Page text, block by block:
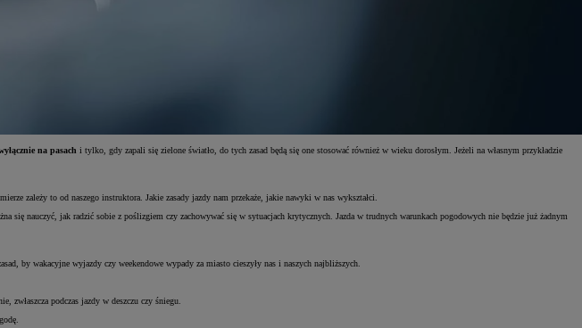
na pasach i tylko, gdy zapali się zielone światło, do tych zasad będą się one stosować również w wieku dorosłym. Jeżeli na własnym przykładzie
zależy to od naszego instruktora. Jakie zasady jazdy nam przekaże, jakie nawyki w nas wykształci.
się nauczyć, jak radzić sobie z poślizgiem czy zachowywać się w sytuacjach krytycznych. Jazda w trudnych warunkach pogodowych nie będzie już żadnym
by wakacyjne wyjazdy czy weekendowe wypady za miasto cieszyły nas i naszych najbliższych.
zwłaszcza podczas jazdy w deszczu czy śniegu.